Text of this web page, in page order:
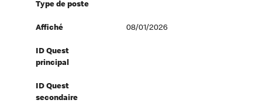
Type de poste
Affiché 08/01/2026
ID Quest
principal
ID Quest
secondaire